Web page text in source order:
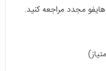
مجدد مراجعه کنید.